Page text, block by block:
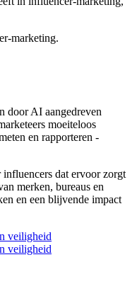
marketing.
door AI aangedreven
moeiteloos
en rapporteren -
dat ervoor zorgt
merken, bureaus en
en een blijvende impact
veiligheid
veiligheid